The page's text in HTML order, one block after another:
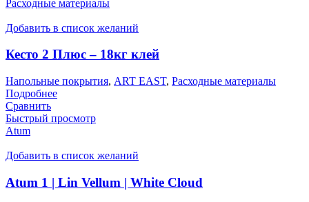
Расходные материалы
Добавить в список желаний
Кесто 2 Плюс – 18кг клей
Напольные покрытия, ART EAST, Расходные материалы
Подробнее
Сравнить
Быстрый просмотр
Atum
Добавить в список желаний
Atum 1 | Lin Vellum | White Cloud